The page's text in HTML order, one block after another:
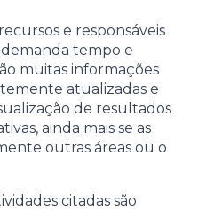
e responsáveis
tempo e
muitas informações
atualizadas e
de resultados
ainda mais se as
outras áreas ou o
citadas são